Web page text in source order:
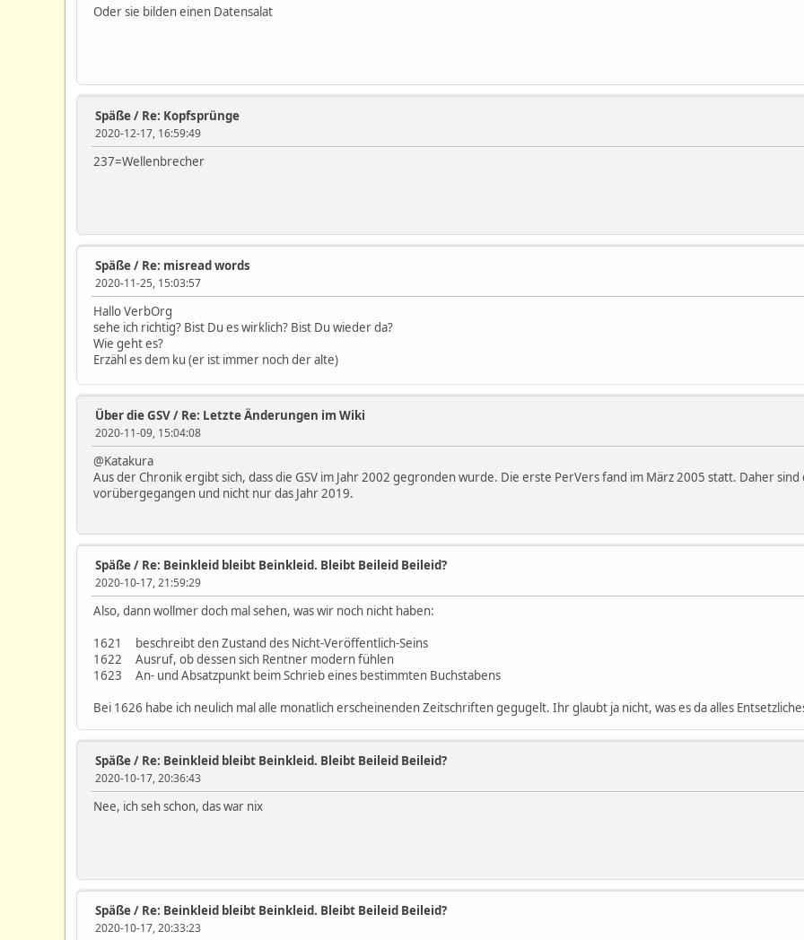
Oder sie bilden einen Datensalat
Späße/ Re: Kopfsprünge
2020-12-17, 16:59:49
237=Wellenbrecher
Späße/ Re: misread words
2020-11-25, 15:03:57
Hallo VerbOrg
sehe ich richtig? Bist Du es wirklich? Bist Du wieder da?
Wie geht es?
Erzähl es dem ku (er ist immer noch der alte)
Über die GSV/ Re: Letzte Änderungen im Wiki
2020-11-09, 15:04:08
@Katakura
Aus der Chronik ergibt sich, dass die GSV im Jahr 2002 gegronden wurde. Die erste PerVers fand im März 2005 statt. Daher
vorübergegangen und nicht nur das Jahr 2019.
Späße/ Re: Beinkleid bleibt Beinkleid. Bleibt Beileid Beileid?
2020-10-17, 21:59:29
Also, dann wollmer doch mal sehen, was wir noch nicht haben:
1621 beschreibt den Zustand des Nicht-Veröffentlich-Seins
1622 Ausruf, ob dessen sich Rentner modern fühlen
1623 An- und Absatzpunkt beim Schrieb eines bestimmten Buchstabens
Bei 1626 habe ich neulich mal alle monatlich erscheinenden Zeitschriften gegugelt. Ihr glaubt ja nicht, was es da alles
Späße/ Re: Beinkleid bleibt Beinkleid. Bleibt Beileid Beileid?
2020-10-17, 20:36:43
Nee, ich seh schon, das war nix
Späße/ Re: Beinkleid bleibt Beinkleid. Bleibt Beileid Beileid?
2020-10-17, 20:33:23